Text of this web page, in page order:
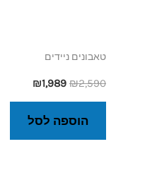
טאבונים ניידים
₪2,590
₪1,989
הוספה לסל